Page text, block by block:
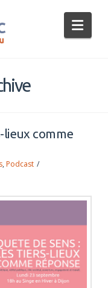
lieux comme
,Podcast